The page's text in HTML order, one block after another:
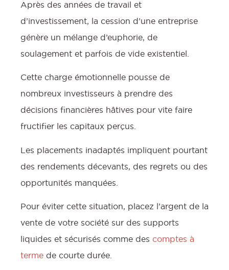
Après des années de travail et
d’investissement, la cession d’une entreprise
génère un mélange d’euphorie, de
soulagement et parfois de vide existentiel.
Cette charge émotionnelle pousse de
nombreux investisseurs à prendre des
décisions financières hâtives pour vite faire
fructifier les capitaux perçus.
Les placements inadaptés impliquent pourtant
des rendements décevants, des regrets ou des
opportunités manquées.
Pour éviter cette situation, placez l’argent de la
vente de votre société sur des supports
liquides et sécurisés comme des comptes à
terme de courte durée.